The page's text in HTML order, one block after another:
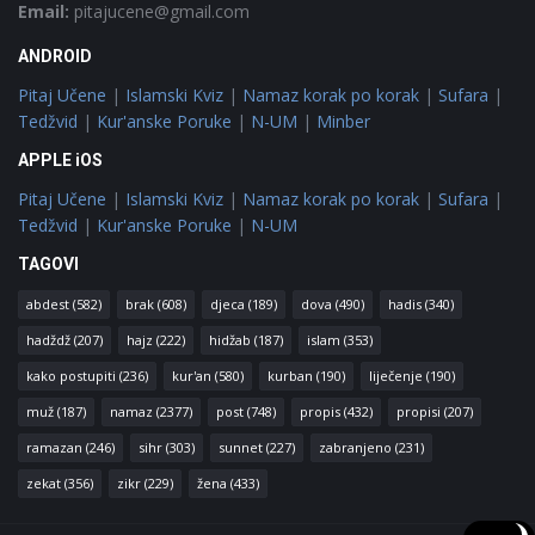
Email: pitajucene@gmail.com
ANDROID
Pitaj Učene | Islamski Kviz | Namaz korak po korak | Sufara |
Tedžvid | Kur'anske Poruke | N-UM | Minber
APPLE iOS
Pitaj Učene | Islamski Kviz | Namaz korak po korak | Sufara |
Tedžvid | Kur'anske Poruke | N-UM
TAGOVI
abdest (582) brak (608) djeca (189) dova (490) hadis (340)
hadždž (207) hajz (222) hidžab (187) islam (353)
kako postupiti (236) kur'an (580) kurban (190) liječenje (190)
muž (187) namaz (2377) post (748) propis (432) propisi (207)
ramazan (246) sihr (303) sunnet (227) zabranjeno (231)
zekat (356) zikr (229) žena (433)